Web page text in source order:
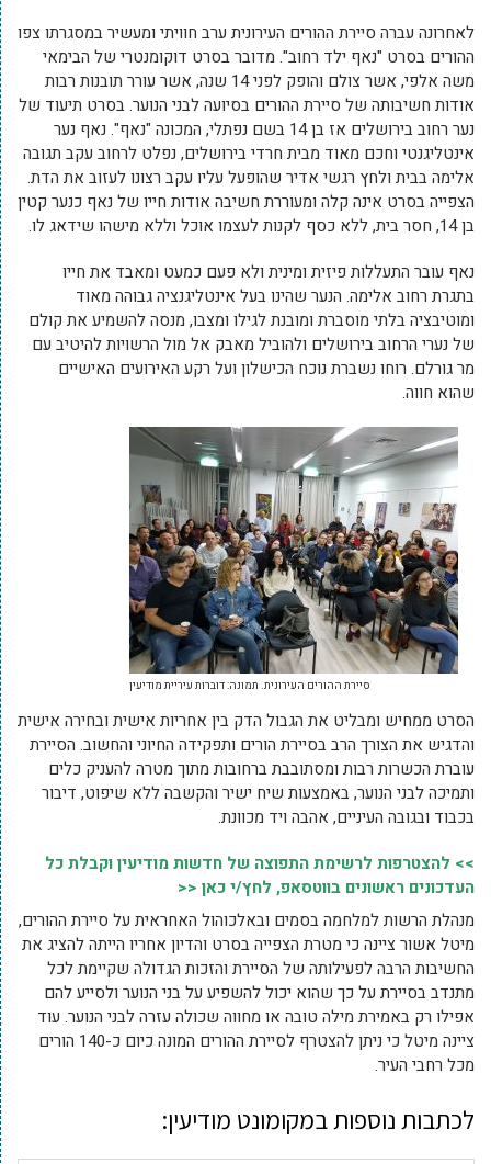
לאחרונה עברה סיירת ההורים העירונית ערב חוויתי ומעשיר במסגרתו צפו
ההורים בסרט "נאף ילד רחוב". מדובר בסרט דוקומנטרי של הבימאי
משה אלפי, אשר צולם והופק לפני 14 שנה, אשר עורר תובנות רבות
אודות חשיבותה של סיירת ההורים בסיועה לבני הנוער. בסרט תיעוד של
נער רחוב בירושלים אז בן 14 בשם נפתלי, המכונה "נאף". נאף נער
אינטליגנטי וחכם מאוד מבית חרדי בירושלים, נפלט לרחוב עקב תגובה
אלימה בבית ולחץ רגשי אדיר שהופעל עליו עקב רצונו לעזוב את הדת.
הצפייה בסרט אינה קלה ומעוררת חשיבה אודות חייו של נאף כנער קטין
בן 14, חסר בית, ללא כסף לקנות לעצמו אוכל וללא מישהו שידאג לו.
נאף עובר התעללות פיזית ומינית ולא פעם כמעט ומאבד את חייו
בתגרת רחוב אלימה. הנער שהינו בעל אינטליגנציה גבוהה מאוד
ומוטיבציה בלתי מוסברת ומובנת לגילו ומצבו, מנסה להשמיע את קולם
של נערי הרחוב בירושלים ולהוביל מאבק אל מול הרשויות להיטיב עם
מר גורלם. רוחו נשברת נוכח הכישלון ועל רקע האירועים האישיים
שהוא חווה.
סיירת ההורים העירונית. תמונה: דוברות עיריית מודיעין
הסרט ממחיש ומבליט את הגבול הדק בין אחריות אישית ובחירה אישית
והדגיש את הצורך הרב בסיירת הורים ותפקידה החיוני והחשוב. הסיירת
עוברת הכשרות רבות ומסתובבת ברחובות מתוך מטרה להעניק כלים
ותמיכה לבני הנוער, באמצעות שיח ישיר והקשבה ללא שיפוט, דיבור
בכבוד ובגובה העיניים, אהבה ויד מכוונת.
>> להצטרפות לרשימת התפוצה של חדשות מודיעין וקבלת כל
העדכונים ראשונים בווטסאפ, לחץ/י כאן <<
מנהלת הרשות למלחמה בסמים ובאלכוהול האחראית על סיירת ההורים,
מיטל אשור ציינה כי מטרת הצפייה בסרט והדיון אחריו הייתה להציג את
החשיבות הרבה לפעילותה של הסיירת והזכות הגדולה שקיימת לכל
מתנדב בסיירת על כך שהוא יכול להשפיע על בני הנוער ולסייע להם
אפילו רק באמירת מילה טובה או מחווה שכולה עזרה לבני הנוער. עוד
ציינה מיטל כי ניתן להצטרף לסיירת ההורים המונה כיום כ-140 הורים
מכל רחבי העיר.
לכתבות נוספות במקומונט מודיעין: